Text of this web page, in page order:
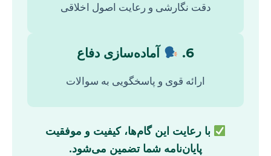
دقت نگارشی و رعایت اصول اخلاقی
6. آماده‌سازی دفاع
ارائه قوی و پاسخگویی به سوالات
با رعایت این گام‌ها، کیفیت و موفقیت
پایان‌نامه شما تضمین می‌شود.